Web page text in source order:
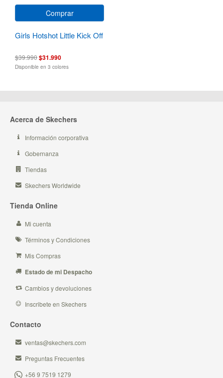
Comprar
Girls Hotshot Little Kick Off
$39.990$31.990
Disponible en 3 colores
Acerca de Skechers
Información corporativa
Gobernanza
Tiendas
Skechers Worldwide
Tienda Online
Mi cuenta
Términos y Condiciones
Mis Compras
Estado de mi Despacho
Cambios y devoluciones
Inscribete en Skechers
Contacto
ventas@skechers.com
Preguntas Frecuentes
+56 9 7519 1279